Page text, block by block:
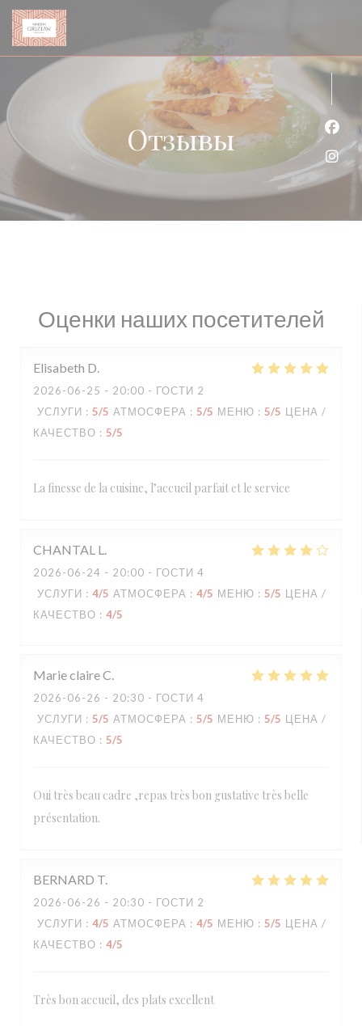
Панель управления cookies
Отзывы
Оценки наших посетителей
Elisabeth D
2026-06-25 - 20:00 - ГОСТИ 2
УСЛУГИ : 5/5 АТМОСФЕРА : 5/5 МЕНЮ : 5/5 ЦЕНА /
КАЧЕСТВО : 5/5
La finesse de la cuisine, l’accueil parfait et le service
CHANTAL L
2026-06-24 - 20:00 - ГОСТИ 4
УСЛУГИ : 4/5 АТМОСФЕРА : 4/5 МЕНЮ : 5/5 ЦЕНА /
КАЧЕСТВО : 4/5
Marie claireC
2026-06-26 - 20:30 - ГОСТИ 4
УСЛУГИ : 5/5 АТМОСФЕРА : 5/5 МЕНЮ : 5/5 ЦЕНА /
КАЧЕСТВО : 5/5
Oui très beau cadre ,repas très bon gustative très belle
présentation.
BERNARD T
2026-06-26 - 20:30 - ГОСТИ 2
УСЛУГИ : 4/5 АТМОСФЕРА : 4/5 МЕНЮ : 5/5 ЦЕНА /
КАЧЕСТВО : 4/5
Très bon accueil, des plats excellent